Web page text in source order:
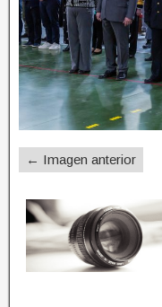
← Imagen anterior